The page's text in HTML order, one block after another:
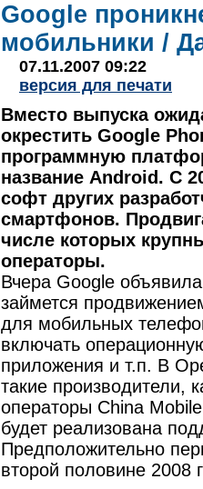
Google
мобильники /
07.11.2007 09:22
версия для печати
Вместо выпуска
окрестить Google
программную
название Android. С
софт других
смартфонов.
числе которых
операторы.
Вчера Google
займется
для мобильных
включать
приложения и т.п. В
такие производители,
операторы China
будет реализована
Предположительно
второй половине 2008